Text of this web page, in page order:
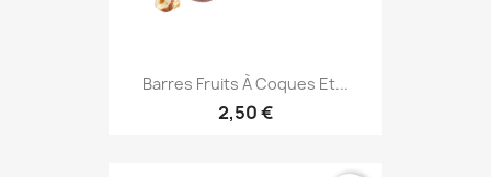
Barres Fruits À Coques Et...
2,50 €